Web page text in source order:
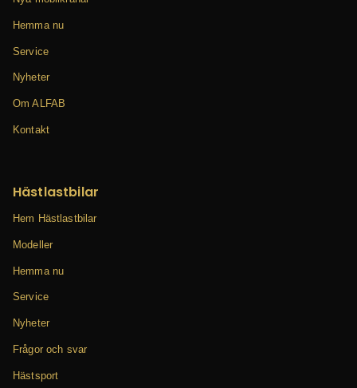
Hemma nu
Service
Nyheter
Om ALFAB
Kontakt
Hästlastbilar
Hem Hästlastbilar
Modeller
Hemma nu
Service
Nyheter
Frågor och svar
Hästsport